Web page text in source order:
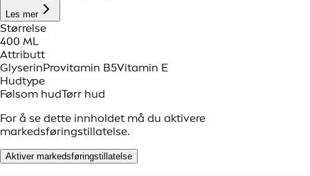
Les mer
Størrelse
400 ML
Attributt
GlyserinProvitamin B5Vitamin E
Hudtype
Følsom hudTørr hud
For å se dette innholdet må du aktivere
markedsføringstillatelse.
Aktiver markedsføringstillatelse